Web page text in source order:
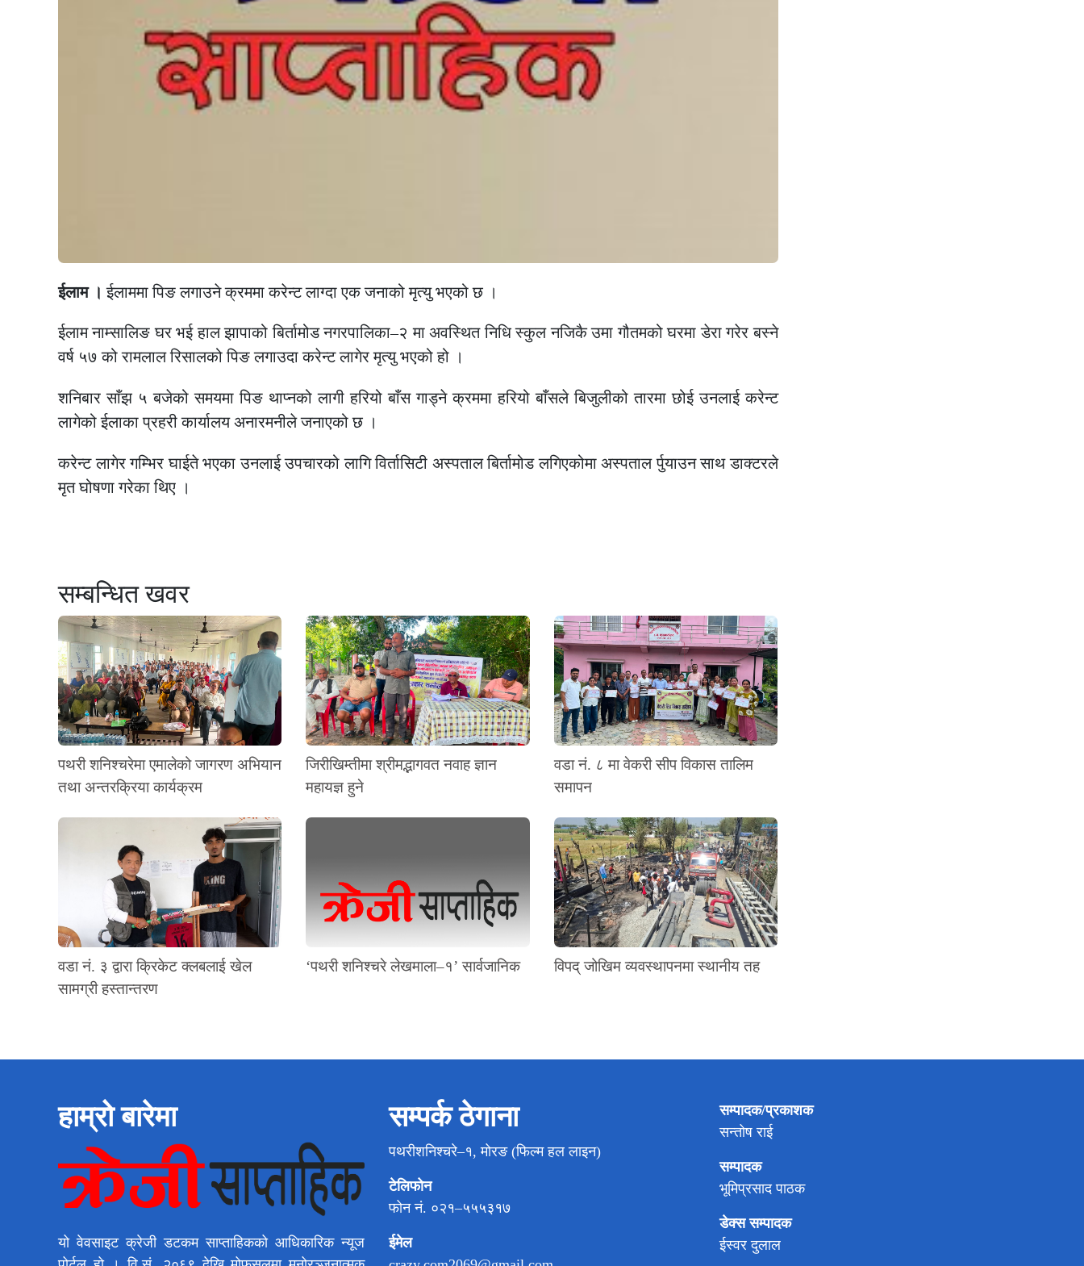
ईलाम । ईलाममा पिङ लगाउने क्रममा करेन्ट लाग्दा एक जनाको मृत्यु भएको छ ।
ईलाम नाम्सालिङ घर भई हाल झापाको बिर्तामोड नगरपालिका–२ मा अवस्थित निधि स्कुल नजिकै उमा गौतमको घरमा डेरा गरेर बस्ने
वर्ष ५७ को रामलाल रिसालको पिङ लगाउदा करेन्ट लागेर मृत्यु भएको हो ।
शनिबार साँझ ५ बजेको समयमा पिङ थाप्नको लागी हरियो बाँस गाड्ने क्रममा हरियो बाँसले बिजुलीको तारमा छोई उनलाई करेन्ट
लागेको ईलाका प्रहरी कार्यालय अनारमनीले जनाएको छ ।
करेन्ट लागेर गम्भिर घाईते भएका उनलाई उपचारको लागि विर्तासिटी अस्पताल बिर्तामोड लगिएकोमा अस्पताल र्पुयाउन साथ डाक्टरले
मृत घोषणा गरेका थिए ।
सम्बन्धित खवर
पथरी शनिश्चरेमा एमालेको जागरण अभियान
तथा अन्तरक्रिया कार्यक्रम
जिरीखिम्तीमा श्रीमद्भागवत नवाह ज्ञान
महायज्ञ हुने
वडा नं. ८ मा वेकरी सीप विकास तालिम
समापन
वडा नं. ३ द्वारा क्रिकेट क्लबलाई खेल
सामग्री हस्तान्तरण
‘पथरी शनिश्चरे लेखमाला–१’ सार्वजानिक विपद् जोखिम व्यवस्थापनमा स्थानीय तह
हाम्रो बारेमा
यो वेवसाइट क्रेजी डटकम साप्ताहिकको आधिकारिक न्यूज
सम्पर्क ठेगाना
पथरीशनिश्चरे–१, मोरङ (फिल्म हल लाइन)
टेलिफोन
फोन नं. ०२१–५५५३१७
ईमेल
सम्पादक/प्रकाशक
सन्तोष राई
सम्पादक
भूमिप्रसाद पाठक
डेक्स सम्पादक
ईस्वर दुलाल